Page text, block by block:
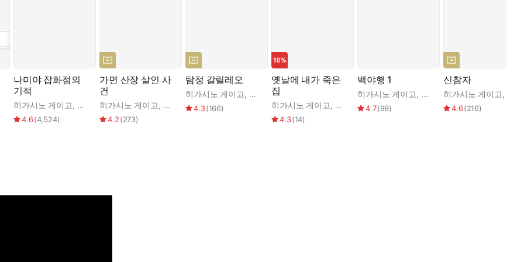
는 실감이 들었어. 나 같은 게. 나 같은 바보가.”
해 서서히 변해가는 과정은 그 자체로만으로도 큰 감동을 선사한다.
답장 편지는 나중에 가서 큰 힘을 발휘한다.
괴로워하는 어느 운동선수이다. 올림픽 출전이 꿈이었는데 그것을 포기하고 간병에만 전념해야 할지 고민한다. 두 번째 상담자는 대
주
나미야 잡화점의
기적
히가시노 게이고, 양윤옥
4.6(4,524)
가면 산장 살인 사
건
히가시노 게이고, 김난주
4.2(273)
탐정 갈릴레오
히가시노 게이고, 양억관
4.3(166)
옛날에 내가 죽은
집
히가시노 게이고, 최고은
4.3(14)
백야행 1
히가시노 게이고, 김난주
4.7(99)
신참자
히가시노 게이고,
4.6(216)